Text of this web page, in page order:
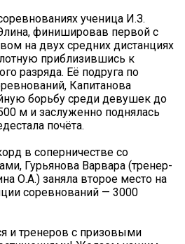
ученица И.З.
финишировав первой с
на двух средних дистанциях
приблизившись к
разряда. Её подруга по
Капитанова
борьбу среди девушек до
м и заслуженно поднялась
почёта.
в соперничестве со
Гурьянова Варвара (тренер-
О.А.) заняла второе место на
соревнований — 3000
и тренеров с призовыми